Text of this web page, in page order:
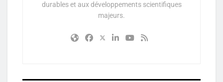
durables et aux développements scientifiques
majeurs.